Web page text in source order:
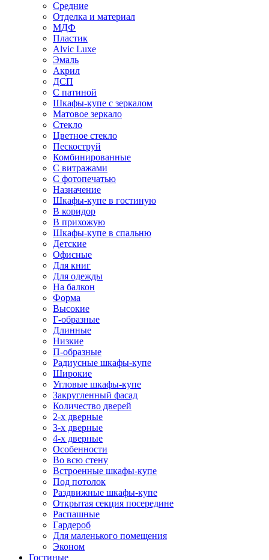
Средние
Отделка и материал
МДФ
Пластик
Alvic Luxe
Эмаль
Акрил
ДСП
С патиной
Шкафы-купе с зеркалом
Матовое зеркало
Стекло
Цветное стекло
Пескоструй
Комбинированные
С витражами
С фотопечатью
Назначение
Шкафы-купе в гостиную
В коридор
В прихожую
Шкафы-купе в спальню
Детские
Офисные
Для книг
Для одежды
На балкон
Форма
Высокие
Г-образные
Длинные
Низкие
П-образные
Радиусные шкафы-купе
Широкие
Угловые шкафы-купе
Закругленный фасад
Количество дверей
2-х дверные
3-х дверные
4-х дверные
Особенности
Во всю стену
Встроенные шкафы-купе
Под потолок
Раздвижные шкафы-купе
Открытая секция посередине
Распашные
Гардероб
Для маленького помещения
Эконом
Гостиные